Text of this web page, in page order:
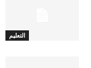
التعليم